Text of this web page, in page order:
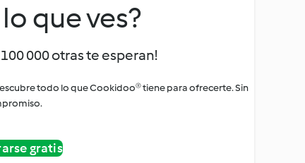
que ves?
000 otras te esperan!
todo lo que Cookidoo® tiene para ofrecerte. Sin
gratis